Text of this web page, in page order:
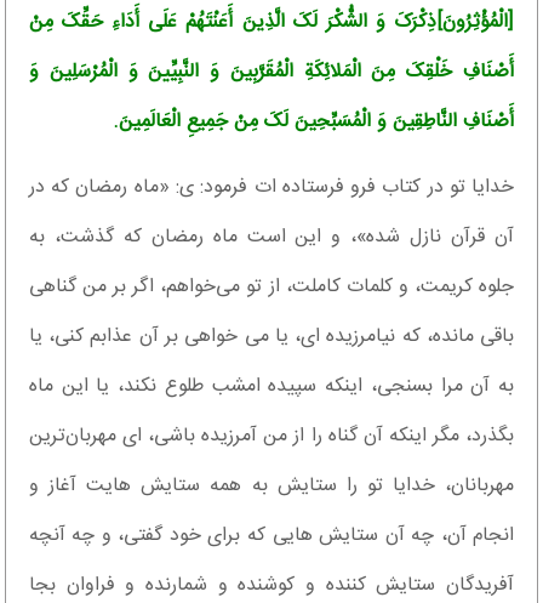
[الْمُؤْثِرُونَ]ذِکْرَکَ وَ الشُّکْرَ لَکَ الَّذِینَ أَعَنْتَهُمْ عَلَى أَدَاءِ حَقِّکَ مِنْ
أَصْنَافِ خَلْقِکَ مِنَ الْمَلائِکَةِ الْمُقَرَّبِینَ وَ النَّبِیِّینَ وَ الْمُرْسَلِینَ وَ
أَصْنَافِ النَّاطِقِینَ وَ الْمُسَبِّحِینَ لَکَ مِنْ جَمِیعِ الْعَالَمِینَ.
خدایا تو در کتاب فرو فرستاده ات فرمود: ی: «ماه رمضان که در
آن قرآن نازل شده»، و این است ماه رمضان که گذشت، به
جلوه کریمت، و کلمات کاملت، از تو می‌خواهم، اگر بر من گناهی
باقى مانده، که نیامرزیده اى، یا مى خواهى بر آن عذابم کنى، یا
به آن مرا بسنجى، اینکه سپیده امشب طلوع نکند، یا این ماه
بگذرد، مگر اینکه آن گناه را از من آمرزیده باشى، اى مهربان‌ترین
مهربانان، خدایا تو را ستایش به همه ستایش هایت آغاز و
انجام آن، چه آن ستایش هایى که براى خود گفتى، و چه آنچه
آفریدگان ستایش کننده و کوشنده و شمارنده و فراوان بجا